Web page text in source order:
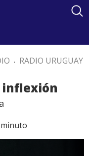
. RADIO URUGUAY
inflexión
minuto